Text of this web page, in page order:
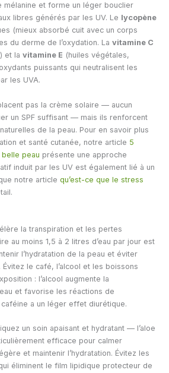
mélanine et forme un léger bouclier
libres générés par les UV. Le lycopène
(mieux absorbé cuit avec un corps
du derme de l’oxydation. La vitamine C
et la vitamine E (huiles végétales,
puissants qui neutralisent les
les UVA.
pas la crème solaire — aucun
un SPF suffisant — mais ils renforcent
de la peau. Pour en savoir plus
et santé cutanée, notre article 5
peau présente une approche
induit par les UV est également lié à un
notre article qu’est-ce que le stress
la transpiration et les pertes
au moins 1,5 à 2 litres d’eau par jour est
l’hydratation de la peau et éviter
Évitez le café, l’alcool et les boissons
: l’alcool augmente la
et favorise les réactions de
a un léger effet diurétique.
un soin apaisant et hydratant — l’aloe
efficace pour calmer
et maintenir l’hydratation. Évitez les
éliminent le film lipidique protecteur de